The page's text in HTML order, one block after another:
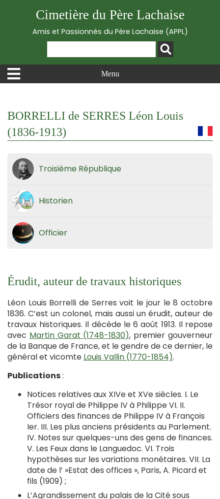
Cimetière du Père Lachaise
Amis et Passionnés du Père Lachaise (APPL)
Menu
BORRELLI de SERRES Léon Louis
(1836-1913)
Troisième République
Historien
Officier
Érudit, auteur de travaux historiques
Léon Louis Borrelli de Serres voit le jour le 8 octobre
1836. C’est un colonel, mais aussi un érudit, auteur de
travaux historiques. Il décède le 6 août 1913. Il repose
avec Martin Garat (1748-1830), premier gouverneur
de la Banque de France, et le gendre de ce dernier, le
général et vicomte Louis Vallin (1770-1854).
Publications:
Notices relatives aux XIVe et XVe siècles. I. Le
Trésor royal de Philippe IV à Philippe VI. II.
Officiers des finances de Philippe IV à François
Ier. III. Les plus anciens présidents au Parlement.
IV. Notes sur quelques-uns des gens de finances.
V. Les Feux dans le Languedoc. VI. Trois
hypothèses sur les variations monétaires. VII. La
date de l’ »Estat des offices », Paris, A. Picard et
fils (1909) ;
L’Agrandissement du palais de la Cité sous